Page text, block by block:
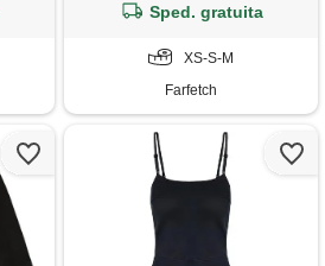
Sped. gratuita
XS-S-M
Farfetch